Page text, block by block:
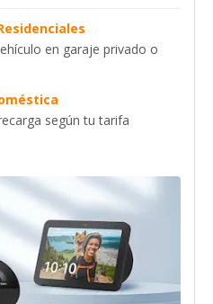
en garaje privado o
según tu tarifa